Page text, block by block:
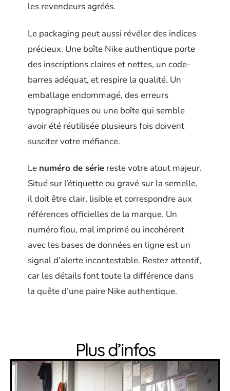
les revendeurs agréés.
Le packaging peut aussi révéler des indices
précieux. Une boîte Nike authentique porte
des inscriptions claires et nettes, un code-
barres adéquat, et respire la qualité. Un
emballage endommagé, des erreurs
typographiques ou une boîte qui semble
avoir été réutilisée plusieurs fois doivent
susciter votre méfiance.
Le numéro de série reste votre atout majeur.
Situé sur l’étiquette ou gravé sur la semelle,
il doit être clair, lisible et correspondre aux
références officielles de la marque. Un
numéro flou, mal imprimé ou incohérent
avec les bases de données en ligne est un
signal d’alerte incontestable. Restez attentif,
car les détails font toute la différence dans
la quête d’une paire Nike authentique.
Plus d’infos